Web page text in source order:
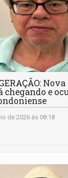
chegando e
de 2026 às 08:18